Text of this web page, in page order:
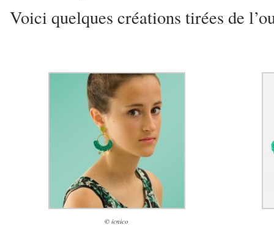
Voici quelques créations tirées de
© icnico